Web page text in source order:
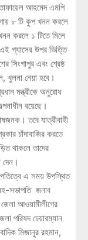
আহমেদ এমপি
৮ টি কুপ খনন করলে
করলে ১ টিতে মিলে
গ্যাসের উপর ভিত্তি
সিংগাপুর এবং শ্রেষ্ঠ
খুলনা নেয়া হবে।
মন্ত্রীকে অনুরোধ
রয়েছে।
তবে যাত্রীবাহী
চাঁদাবাজির করতে
থাকলে তাদের
দেন।
এ সময় উপস্থিত
সভাপতি জনাব
আওয়ামীলীগের
পরিষদ চেয়ারম্যান
মিজানুর রহমান,